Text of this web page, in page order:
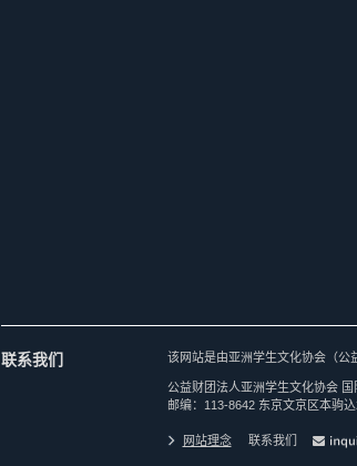
联系我们 该网站是由亚洲学生文化协会（公
公益财团法人亚洲学生文化协会
邮编：113-8642 东京文京区本驹
网站理念 联系我们